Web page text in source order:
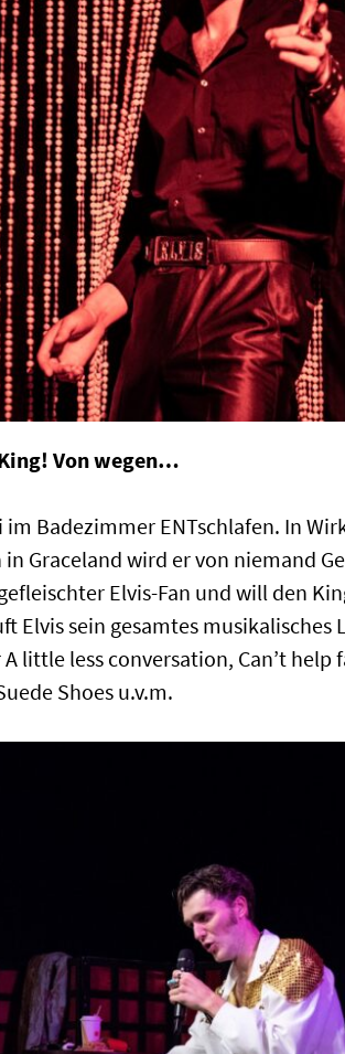
Von wegen…
im Badezimmer ENTschlafen. In
Graceland wird er von niemand
Elvis-Fan und will den
Elvis sein gesamtes
little less conversation, Can’t
Shoes u.v.m.